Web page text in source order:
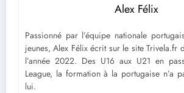
Alex Félix
Passionné par l’équipe nationale
jeunes, Alex Félix écrit sur le site Trivela.fr
l’année 2022. Des U16 aux U21 en
League, la formation à la portugaise n’a
lui.